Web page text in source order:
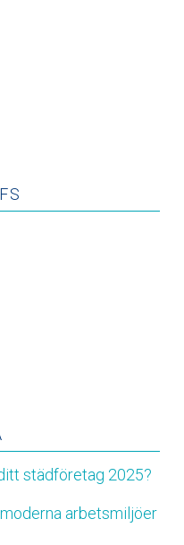
städföretag 2025?
arbetsmiljöer